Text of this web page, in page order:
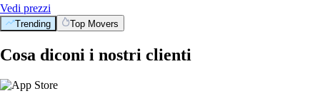
Vedi prezzi
Trending Top Movers
Cosa diconi i nostri clienti